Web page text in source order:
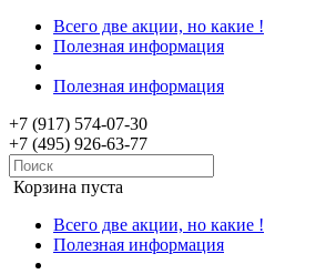
Всего две акции, но какие !
Полезная информация
Полезная информация
+7 (917) 574-07-30
+7 (495) 926-63-77
Корзина пуста
Всего две акции, но какие !
Полезная информация